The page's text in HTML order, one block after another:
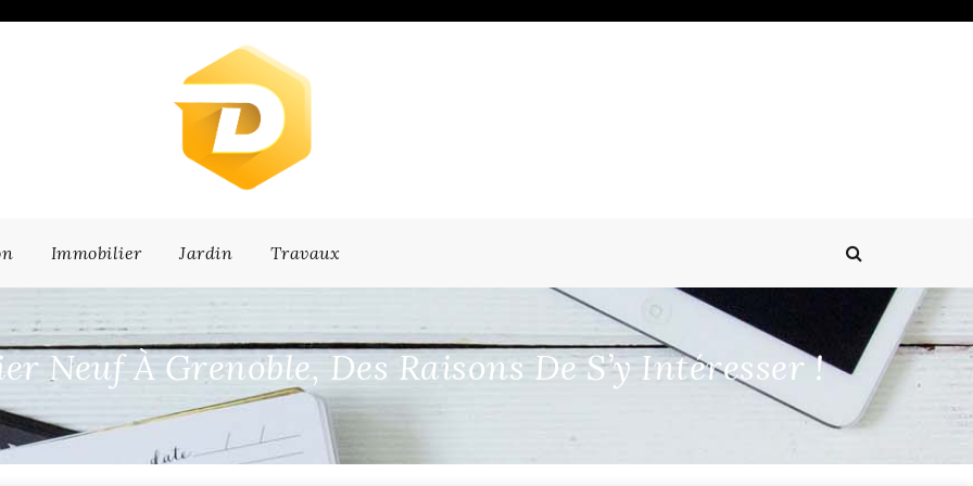
Immobilier Jardin Travaux
Neuf À Grenoble, Des Raisons De S’y Intéresser !